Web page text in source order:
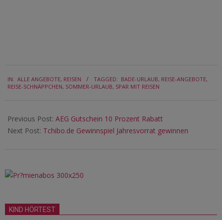
10-
IN: ALLE ANGEBOTE, REISEN TAGGED: BADE-URLAUB, REISE-ANGEBOTE,
REISE-SCHNÄPPCHEN, SOMMER-URLAUB, SPAR MIT REISEN
Previous Post: AEG Gutschein 10 Prozent Rabatt
Next Post: Tchibo.de Gewinnspiel Jahresvorrat gewinnen
KIND HÖRTEST